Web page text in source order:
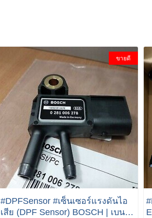
ขายดี
#DPFSensor #เซ็นเซอร์แรงดันไอ
เสีย (DPF Sensor) BOSCH | เบนซ์